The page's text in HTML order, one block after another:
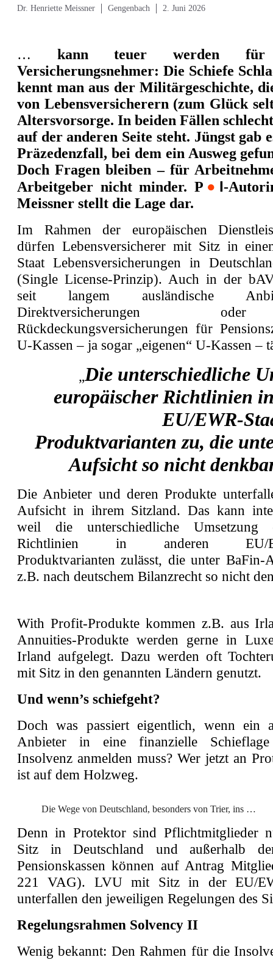
Dr. Henriette Meissner Gengenbach 2. Juni 2026
… kann teuer werden für
Versicherungsnehmer:Die Schiefe
kennt man aus der Militärgeschichte,
von Lebensversicherern (zum Glück
Altersvorsorge. In beiden Fällen
auf der anderen Seite steht. Jüngst gab
Präzedenzfall, bei dem ein Ausweg
Doch Fragen bleiben – für
Arbeitgeber nicht minder. P ● I-
Meissner stellt die Lage dar.
Im Rahmen der europäischen
dürfen Lebensversicherer mit Sitz in
Staat Lebensversicherungen in
(Single License-Prinzip). Auch in der
seit langem ausländische
Direktversicherungen
Rückdeckungsversicherungen für
U-Kassen – ja sogar „eigenen“ U-Kassen –
„Die unterschiedliche
europäischer Richtlinien
EU/EWR-
Produktvarianten zu, die
Aufsicht so nicht
Die Anbieter und deren Produkte
Aufsicht in ihrem Sitzland. Das kann
weil die unterschiedliche Umsetzung
Richtlinien in anderen EU/
Produktvarianten zulässt, die unter BaFin-
z.B. nach deutschem Bilanzrecht so nicht
With Profit-Produkte kommen z.B. aus
Annuities-Produkte werden gerne in
Irland aufgelegt. Dazu werden oft
mit Sitz in den genannten Ländern genutzt.
Und wenn’s schiefgeht?
Doch was passiert eigentlich, wenn ein
Anbieter in eine finanzielle
Insolvenz anmelden muss? Wer jetzt an
ist auf dem Holzweg.
Die Wege von Deutschland, besonders von Trier, ins …
Denn in Protektor sind Pflichtmitglieder
Sitz in Deutschland und außerhalb
Pensionskassen können auf Antrag
221 VAG). LVU mit Sitz in der EU/
unterfallen den jeweiligen Regelungen des
Regelungsrahmen Solvency II
Wenig bekannt: Den Rahmen für die